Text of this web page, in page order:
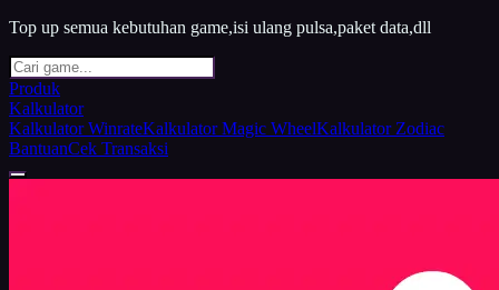
Top up semua kebutuhan game,isi ulang pulsa,paket data,dll
Produk
Kalkulator
Kalkulator WinrateKalkulator Magic WheelKalkulator Zodiac
BantuanCek Transaksi